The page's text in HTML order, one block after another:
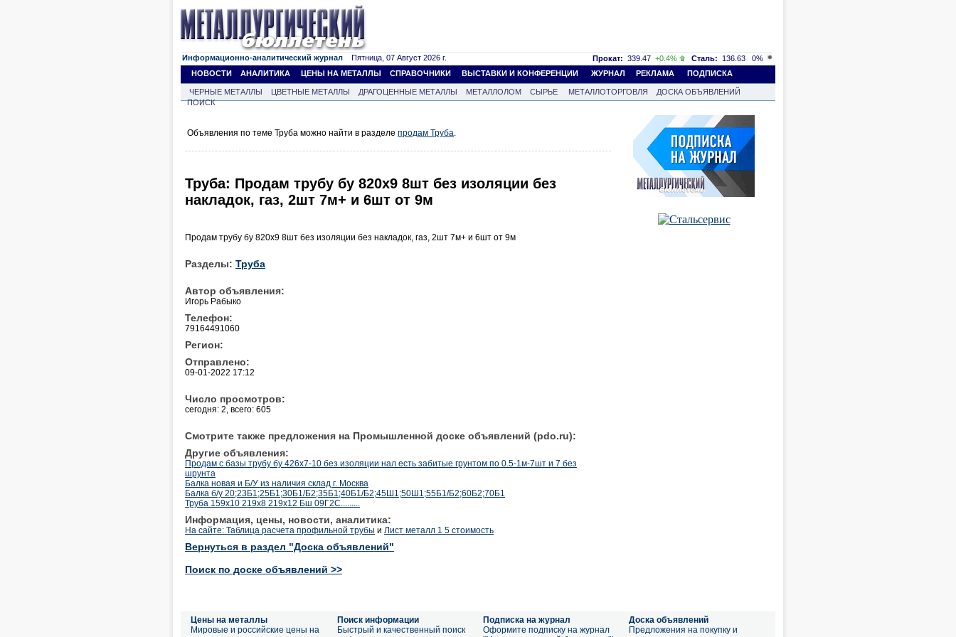
Информационно-аналитический журнал Пятница, 07 Август 2026 г. Прокат: 339.47 +0.4% Сталь: 136.63
0%
НОВОСТИ
АНАЛИТИКА ЦЕНЫ НА МЕТАЛЛЫ СПРАВОЧНИКИ ВЫСТАВКИ И КОНФЕРЕНЦИИ ЖУРНАЛ РЕКЛАМА ПОДПИСКА
ЧЕРНЫЕ МЕТАЛЛЫ ЦВЕТНЫЕ МЕТАЛЛЫ ДРАГОЦЕННЫЕ МЕТАЛЛЫ МЕТАЛЛОЛОМ СЫРЬЕ МЕТАЛЛОТОРГОВЛЯ
ДОСКА ОБЪЯВЛЕНИЙ
ПОИСК
Объявления по теме Труба можно найти в разделе продам Труба.
Труба: Продам трубу бу 820х9 8шт без изоляции без
накладок, газ, 2шт 7м+ и 6шт от 9м
Продам трубу бу 820х9 8шт без изоляции без накладок, газ, 2шт 7м+ и 6шт от 9м
Разделы: Труба
Автор объявления:
Игорь Рабыко
Телефон:
79164491060
Регион:
Отправлено:
09-01-2022 17:12
Число просмотров:
сегодня: 2, всего: 605
Смотрите также предложения на Промышленной доске объявлений (pdo.ru):
Другие объявления:
Продам с базы трубу бу 426х7-10 без изоляции нал есть забитые грунтом по 0.5-1м-7шт и 7 без
шрунта
Балка новая и Б/У из наличия склад г. Москва
Балка б/у 20;23Б1;25Б1;30Б1/Б2;35Б1;40Б1/Б2;45Ш1;50Ш1;55Б1/Б2;60Б2;70Б1
Труба 159х10 219х8 219х12 Бш 09Г2С.........
Информация, цены, новости, аналитика:
На сайте: Таблица расчета профильной трубы и Лист металл 1 5 стоимость
Вернуться в раздел "Доска объявлений"
Поиск по доске объявлений >>
Цены на металлы
Мировые и российские цены на
Поиск информации
Быстрый и качественный поиск
Подписка на журнал
Оформите подписку на журнал
Доска объявлений
Предложения на покупку и